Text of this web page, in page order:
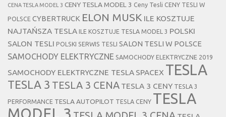
CENA TESLA MODEL 3 CENY TESLA MODEL 3 Ceny Tesli CENY TESLI W
POLSCE CYBERTRUCK ELON MUSK ILE KOSZTUJE
NAJTAŃSZA TESLA ILE KOSZTUJE TESLA MODEL 3 POLSKI
SALON TESLI POLSKI SERWIS TESLI SALON TESLI W POLSCE
SAMOCHODY ELEKTRYCZNE SAMOCHODY ELEKTRYCZNE 2019
SAMOCHODY ELEKTRYCZNE TESLA SPACEX TESLA
TESLA 3 TESLA 3 CENA TESLA 3 CENY TESLA 3
PERFORMANCE TESLA AUTOPILOT TESLA CENY TESLA